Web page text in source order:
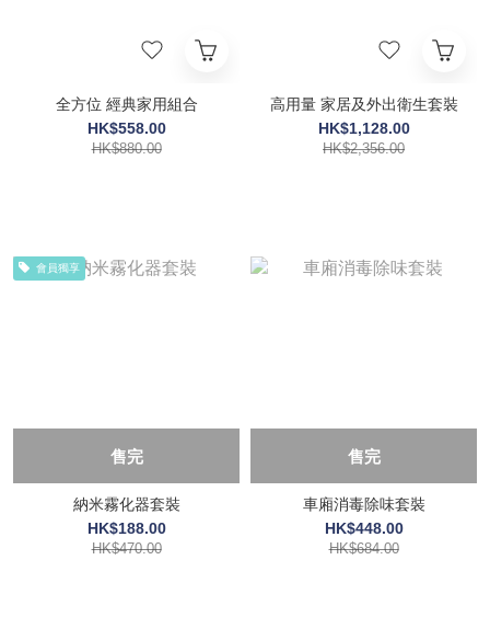
全方位 經典家用組合
HK$558.00
HK$880.00
高用量 家居及外出衛生套裝
HK$1,128.00
HK$2,356.00
會員獨享
售完
納米霧化器套裝
HK$188.00
HK$470.00
售完
車廂消毒除味套裝
HK$448.00
HK$684.00